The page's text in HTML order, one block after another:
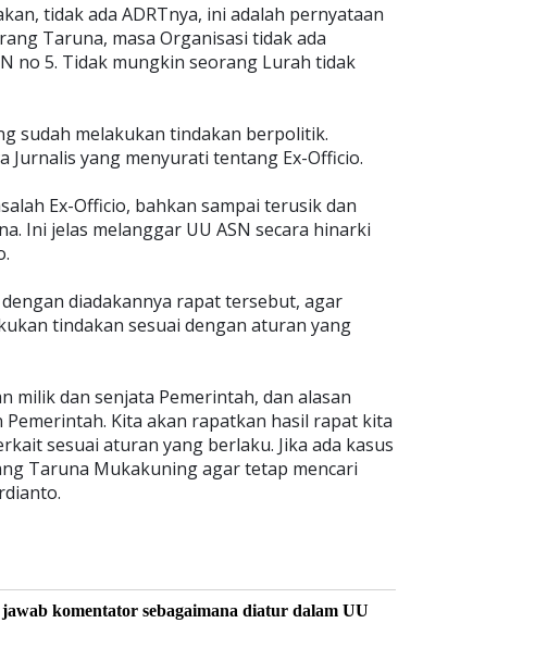
tidak ada ADRTnya, ini adalah pernyataan
Taruna, masa Organisasi tidak ada
no 5. Tidak mungkin seorang Lurah tidak
sudah melakukan tindakan berpolitik.
Jurnalis yang menyurati tentang Ex-Officio.
Ex-Officio, bahkan sampai terusik dan
Ini jelas melanggar UU ASN secara hinarki
diadakannya rapat tersebut, agar
tindakan sesuai dengan aturan yang
milik dan senjata Pemerintah, dan alasan
Kita akan rapatkan hasil rapat kita
sesuai aturan yang berlaku. Jika ada kasus
Taruna Mukakuning agar tetap mencari
komentator sebagaimana diatur dalam UU